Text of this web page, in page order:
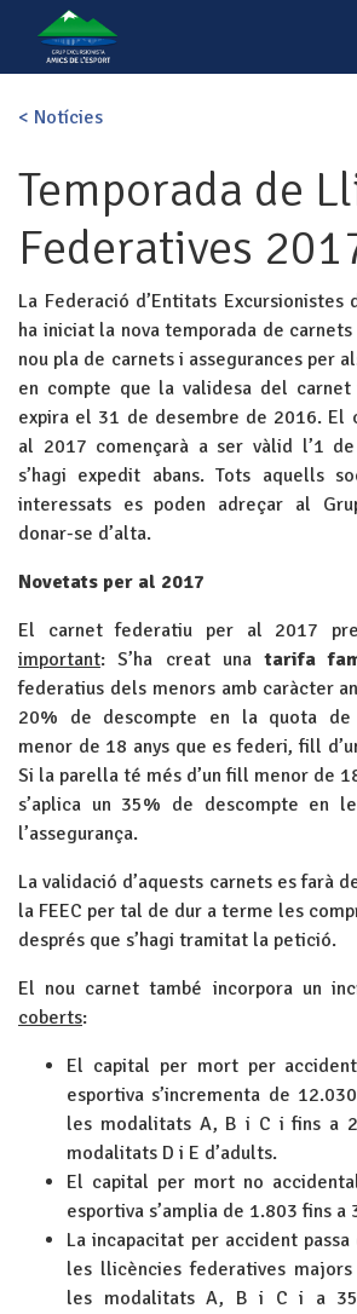
< Notícies
Temporada de
Federatives
La Federació d’Entitats Excursionistes
ha iniciat la nova temporada de
nou pla de carnets i assegurances per
en compte que la validesa del
expira el 31 de desembre de 2016. El
al 2017 començarà a ser vàlid l’1
s’hagi expedit abans. Tots aquells
interessats es poden adreçar al
donar-se d’alta.
Novetats per al 2017
El carnet federatiu per al 2017
important: S’ha creat unatarifa
federatius dels menors amb caràcter
20% de descompte en la quota de
menor de 18 anys que es federi, fill
Si la parella té més d’un fill menor de
s’aplica un 35% de descompte en
l’assegurança.
La validació d’aquests carnets es farà
la FEEC per tal de dur a terme les
després que s’hagi tramitat la petició.
El nou carnet també incorpora un
coberts:
El capital per mort per
esportiva s’incrementa de
les modalitats A, B i C i fins a
modalitats D i E d’adults.
El capital per mort no
esportiva s’amplia de 1.803 fins a
La incapacitat per accident
les llicències federatives
les modalitats A, B i C i a